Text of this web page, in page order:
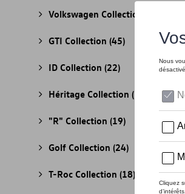
Volkswagen Collection
GTI Collection (45)
ID Collection (22)
Héritage Collection (13)
"R" Collection (19)
Golf Collection (24)
T-Roc Collection (18)